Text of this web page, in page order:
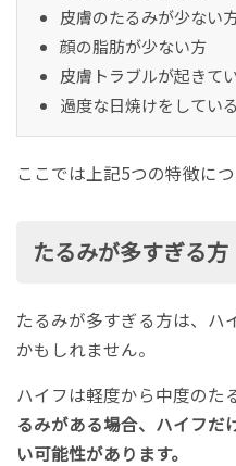
皮膚のたるみが少ない
顔の脂肪が少ない方
皮膚トラブルが起きて
過度な日焼けをしてい
ここでは上記5つの特徴に
たるみが多すぎる方
たるみが多すぎる方は、ハ
かもしれません。
ハイフは軽度から中度のた
るみがある場合、ハイフだ
い可能性があります。